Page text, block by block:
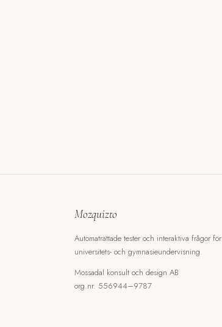
Mozquizto
Automaträttade tester och interaktiva frågor för
universitets- och gymnasieundervisning.
Mossadal konsult och design AB
org.nr. 556944–9787